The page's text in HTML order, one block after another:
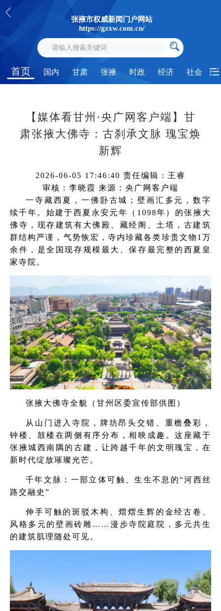
张掖市权威新闻门户网站
https://gzxw.com.cn/
首页 国内 甘肃 张掖 时政 经济 社会
【媒体看甘州·央广网客户端】甘
肃张掖大佛寺：古刹承文脉 瑰宝焕
新辉
2026-06-05 17:46:40 责任编辑：王睿
审核：李晓霞 来源：央广网客户端
一寺藏西夏，一佛卧古城；壁画汇多元，数字
续千年。始建于西夏永安元年（1098年）的张掖大
佛寺，现存建筑有大佛殿、藏经阁、土塔，古建筑
群结构严谨，气势恢宏，寺内珍藏各类珍贵文物1万
余件，是全国现存规模最大、保存最完整的西夏皇
家寺院。
张掖大佛寺全貌（甘州区委宣传部供图）
从山门进入寺院，牌坊昂头交错、重檐叠彩，
钟楼、鼓楼在两侧有序分布，相映成趣。这座藏于
张掖城西南隅的古建，让跨越千年的文明瑰宝，在
新时代绽放璀璨光芒。
千年文脉：一部立体可触、生生不息的“河西丝
路交融史”
伸手可触的斑驳木构、熠熠生辉的金经古卷、
风格多元的壁画砖雕……漫步寺院庭院，多元共生
的建筑肌理随处可见。